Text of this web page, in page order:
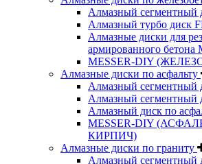
Алмазный сегментный
Алмазный турбо диск
Алмазные диски для
армированного бетона
MESSER-DIY
Алмазные диски по асфальту
Алмазный сегментный
Алмазный сегментный
Алмазный диск по
MESSER-DIY
КИРПИЧ)
Алмазные диски по граниту
Алмазный сегментный